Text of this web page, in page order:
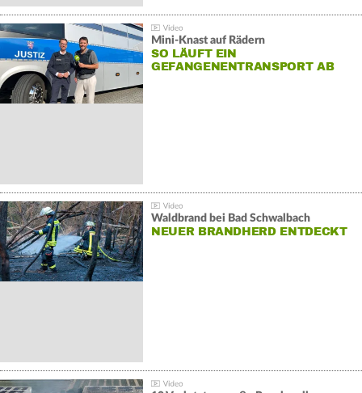
Mini-Knast auf Rädern
SO LÄUFT EIN
GEFANGENENTRANSPORT AB
Waldbrand bei Bad Schwalbach
NEUER BRANDHERD ENTDECKT